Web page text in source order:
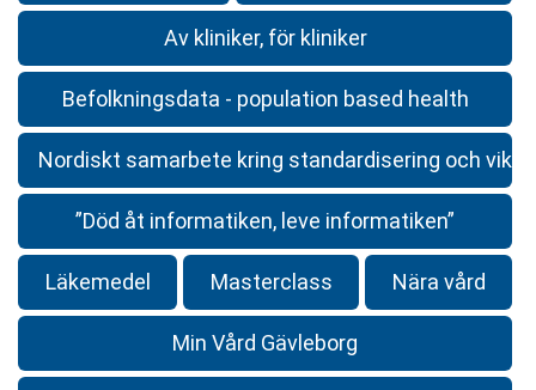
Av kliniker, för kliniker
Befolkningsdata - population based health
Nordiskt samarbete kring standardisering och
”Död åt informatiken, leve informatiken”
Läkemedel Masterclass Nära vård
Min Vård Gävleborg